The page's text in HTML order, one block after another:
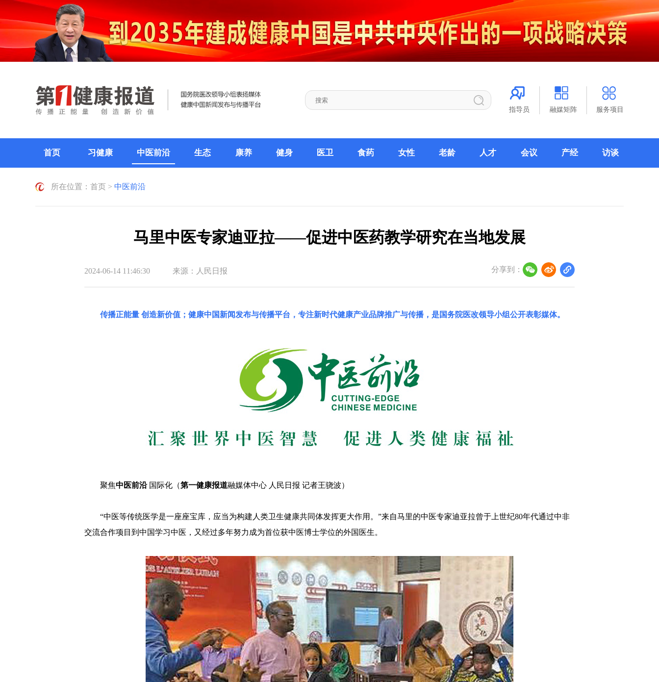
指导员 融媒矩阵 服务项目
首页 习健康 中医前沿 生态 康养 健身 医卫 食药 女性 老龄 人才 会议 产经 访谈
所在位置： 首页 > 中医前沿
马里中医专家迪亚拉——促进中医药教学研究在当地发展
2024-06-14 11:46:30 来源：人民日报 分享到：
传播正能量 创造新价值；健康中国新闻发布与传播平台，专注新时代健康产业品牌推广与传播，是国务院医改领导小组公开表彰媒体。
聚焦中医前沿国际化（第一健康报道融媒体中心 人民日报 记者王骁波）
“中医等传统医学是一座座宝库，应当为构建人类卫生健康共同体发挥更大作用。”来自马里的中医专家迪亚拉曾于上世纪80年代通过中非
交流合作项目到中国学习中医，又经过多年努力成为首位获中医博士学位的外国医生。